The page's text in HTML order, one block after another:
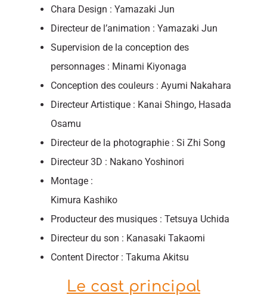
Chara Design : Yamazaki Jun
Directeur de l’animation : Yamazaki Jun
Supervision de la conception des
personnages : Minami Kiyonaga
Conception des couleurs : Ayumi Nakahara
Directeur Artistique : Kanai Shingo, Hasada
Osamu
Directeur de la photographie : Si Zhi Song
Directeur 3D : Nakano Yoshinori
Montage :
Kimura Kashiko
Producteur des musiques : Tetsuya Uchida
Directeur du son : Kanasaki Takaomi
Content Director : Takuma Akitsu
Le cast principal